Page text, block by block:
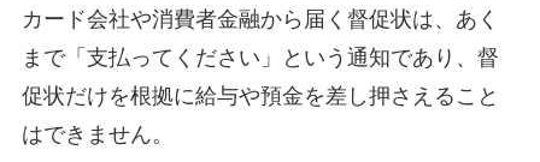
カード会社や消費者金融から届く督促状は、あく
まで「支払ってください」という通知であり、督
促状だけを根拠に給与や預金を差し押さえること
はできません。